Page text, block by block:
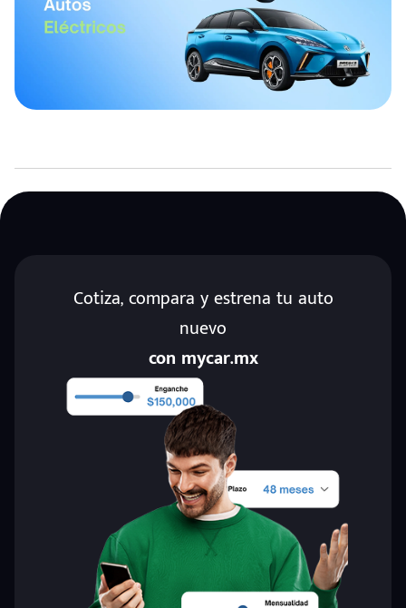
Cotiza, compara y estrena tu auto
nuevo
con mycar.mx